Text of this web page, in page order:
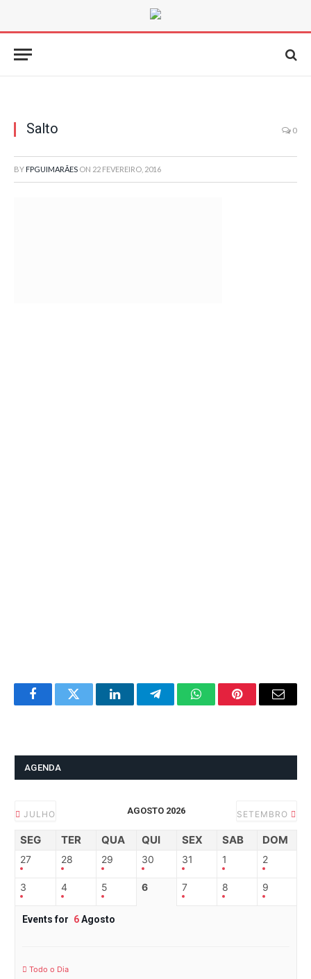
Salto 0
BY FPGUIMARÃES ON 22 FEVEREIRO, 2016
FacebookTwitter LinkedInTelegramWhatsAppPinterestEmail
AGENDA
JULHO AGOSTO 2026 SETEMBRO
SEG TER QUA QUI SEX SAB DOM
27 28 29 30 31 1 2
3 4 5 6 7 8 9
Events for 6Agosto
Todo o Dia